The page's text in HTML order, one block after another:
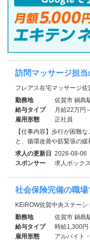
訪問マッサージ担
フレアス在宅マッサージ佐
勤務地
佐賀市 鍋島
給与タイプ
月給22万円
雇用形態
正社員
【仕事内容】歩行が困難
と、循環改善や筋緊張の
求人の更新日 2026-08-06
スポンサー
求人ボックス
社会保険完備の職
KEiROW佐賀中央ステーシ
勤務地
佐賀市 鍋島
給与タイプ
時給1,300円
雇用形態
アルバイト